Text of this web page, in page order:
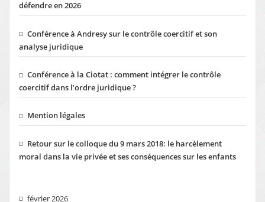
défendre en 2026
Conférence à Andresy sur le contrôle coercitif et son
analyse juridique
Conférence à la Ciotat : comment intégrer le contrôle
coercitif dans l’ordre juridique ?
Mention légales
Retour sur le colloque du 9 mars 2018: le harcèlement
moral dans la vie privée et ses conséquences sur les enfants